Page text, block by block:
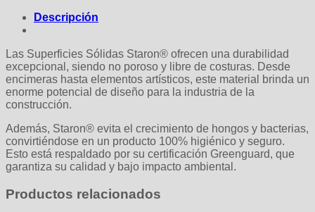
Descripción
Las Superficies Sólidas Staron® ofrecen una durabilidad
excepcional, siendo no poroso y libre de costuras. Desde
encimeras hasta elementos artísticos, este material brinda un
enorme potencial de diseño para la industria de la
construcción.
Además, Staron® evita el crecimiento de hongos y bacterias,
convirtiéndose en un producto 100% higiénico y seguro.
Esto está respaldado por su certificación Greenguard, que
garantiza su calidad y bajo impacto ambiental.
Productos relacionados